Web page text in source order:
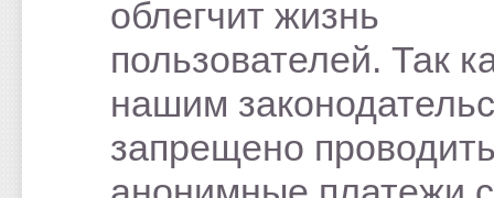
облегчит жизнь
пользователей. Так
нашим
запрещено